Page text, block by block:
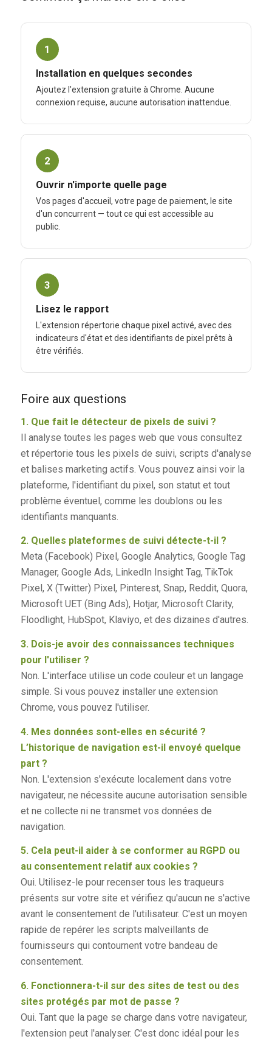
1
Installation en quelques secondes
Ajoutez l'extension gratuite à Chrome. Aucune
connexion requise, aucune autorisation inattendue.
2
Ouvrir n'importe quelle page
Vos pages d'accueil, votre page de paiement, le site
d'un concurrent — tout ce qui est accessible au
public.
3
Lisez le rapport
L'extension répertorie chaque pixel activé, avec des
indicateurs d'état et des identifiants de pixel prêts à
être vérifiés.
Foire aux questions
1. Que fait le détecteur de pixels de suivi ?
Il analyse toutes les pages web que vous consultez
et répertorie tous les pixels de suivi, scripts d'analyse
et balises marketing actifs. Vous pouvez ainsi voir la
plateforme, l'identifiant du pixel, son statut et tout
problème éventuel, comme les doublons ou les
identifiants manquants.
2. Quelles plateformes de suivi détecte-t-il ?
Meta (Facebook) Pixel, Google Analytics, Google Tag
Manager, Google Ads, LinkedIn Insight Tag, TikTok
Pixel, X (Twitter) Pixel, Pinterest, Snap, Reddit, Quora,
Microsoft UET (Bing Ads), Hotjar, Microsoft Clarity,
Floodlight, HubSpot, Klaviyo, et des dizaines d'autres.
3. Dois-je avoir des connaissances techniques
pour l'utiliser ?
Non. L'interface utilise un code couleur et un langage
simple. Si vous pouvez installer une extension
Chrome, vous pouvez l'utiliser.
4. Mes données sont-elles en sécurité ?
L’historique de navigation est-il envoyé quelque
part ?
Non. L'extension s'exécute localement dans votre
navigateur, ne nécessite aucune autorisation sensible
et ne collecte ni ne transmet vos données de
navigation.
5. Cela peut-il aider à se conformer au RGPD ou
au consentement relatif aux cookies ?
Oui. Utilisez-le pour recenser tous les traqueurs
présents sur votre site et vérifiez qu'aucun ne s'active
avant le consentement de l'utilisateur. C'est un moyen
rapide de repérer les scripts malveillants de
fournisseurs qui contournent votre bandeau de
consentement.
6. Fonctionnera-t-il sur des sites de test ou des
sites protégés par mot de passe ?
Oui. Tant que la page se charge dans votre navigateur,
l'extension peut l'analyser. C'est donc idéal pour les